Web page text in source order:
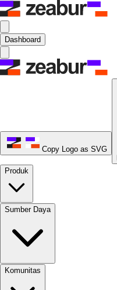
Dashboard
Copy Logo as SVG
Produk
Sumber Daya
Komunitas